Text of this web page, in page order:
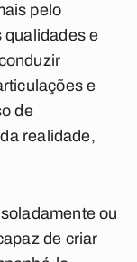
pelo
qualidades e
e
de
realidade,
ou
de criar